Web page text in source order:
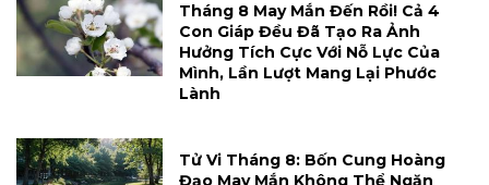
Tháng 8 May Mắn Đến Rồi! Cả 4
Con Giáp Đều Đã Tạo Ra Ảnh
Hưởng Tích Cực Với Nỗ Lực Của
Mình, Lần Lượt Mang Lại Phước
Lành
Tử Vi Tháng 8: Bốn Cung Hoàng
Đạo May Mắn Không Thể Ngăn